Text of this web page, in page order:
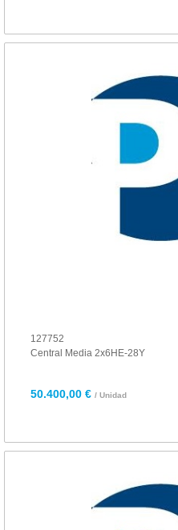
127752
Central Media 2x6HE-28Y
50.400,00 € / Unidad